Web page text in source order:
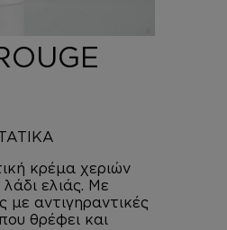
κρέμα χεριών
λάδι ελιάς. Με
με αντιγηραντικές
θρέφει και